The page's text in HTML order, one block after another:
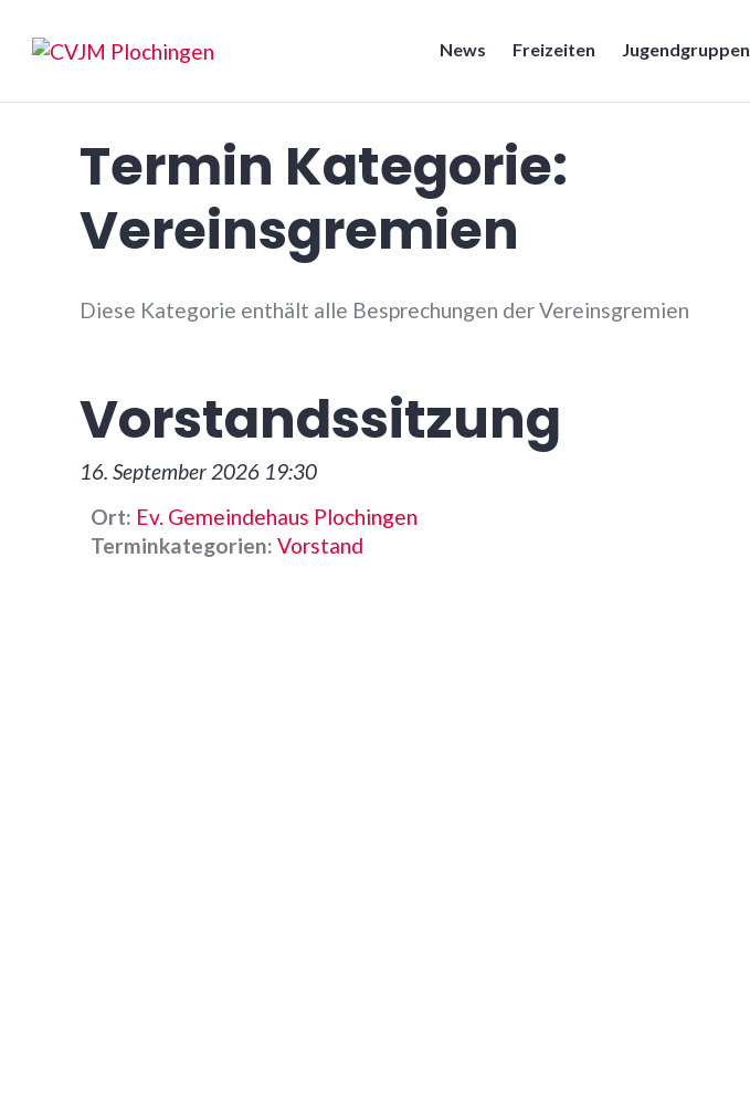
Inhalt
CVJM Plochingen
News Freizeiten Jugendgruppen
Termin Kategorie:
Vereinsgremien
Diese Kategorie enthält alle Besprechungen der Vereinsgremien
Vorstandssitzung
16. September 2026 19:30
Ort: Ev. Gemeindehaus Plochingen
Terminkategorien: Vorstand